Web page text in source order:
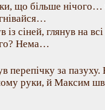
що більше
із сіней, глянув на
Нема…
перепічку за
руки, й Максим